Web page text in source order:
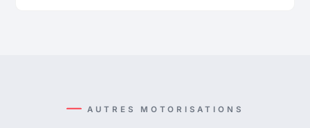
AUTRES MOTORISATIONS